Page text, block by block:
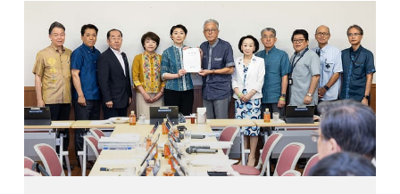
衆議院議員
高見 康裕
衆議院議員
武村 展英
衆議院議員
神田 潤一